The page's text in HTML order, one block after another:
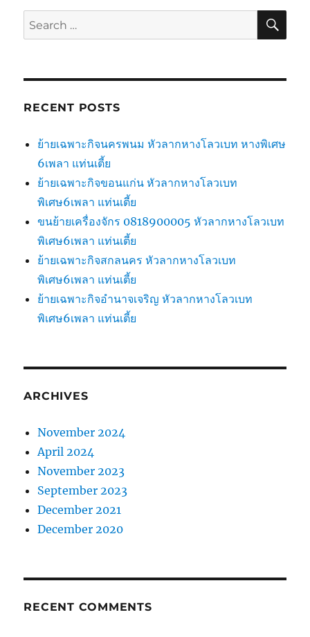
Search
for:
RECENT POSTS
ย้ายเฉพาะกิจนครพนม หัวลากหางโลวเบท หางพิเศษ
6เพลา แท่นเตี้ย
ย้ายเฉพาะกิจขอนแก่น หัวลากหางโลวเบท
พิเศษ6เพลา แท่นเตี้ย
ขนย้ายเครื่องจักร 0818900005 หัวลากหางโลวเบท
พิเศษ6เพลา แท่นเตี้ย
ย้ายเฉพาะกิจสกลนคร หัวลากหางโลวเบท
พิเศษ6เพลา แท่นเตี้ย
ย้ายเฉพาะกิจอำนาจเจริญ หัวลากหางโลวเบท
พิเศษ6เพลา แท่นเตี้ย
ARCHIVES
November 2024
April 2024
November 2023
September 2023
December 2021
December 2020
RECENT COMMENTS